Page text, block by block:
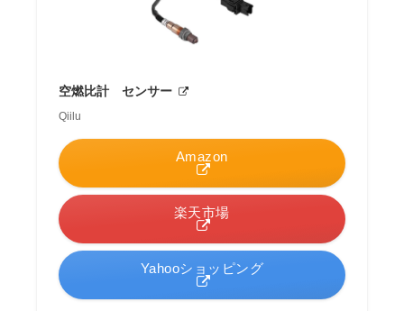
空燃比計 センサー
Qiilu
Amazon
楽天市場
Yahooショッピング